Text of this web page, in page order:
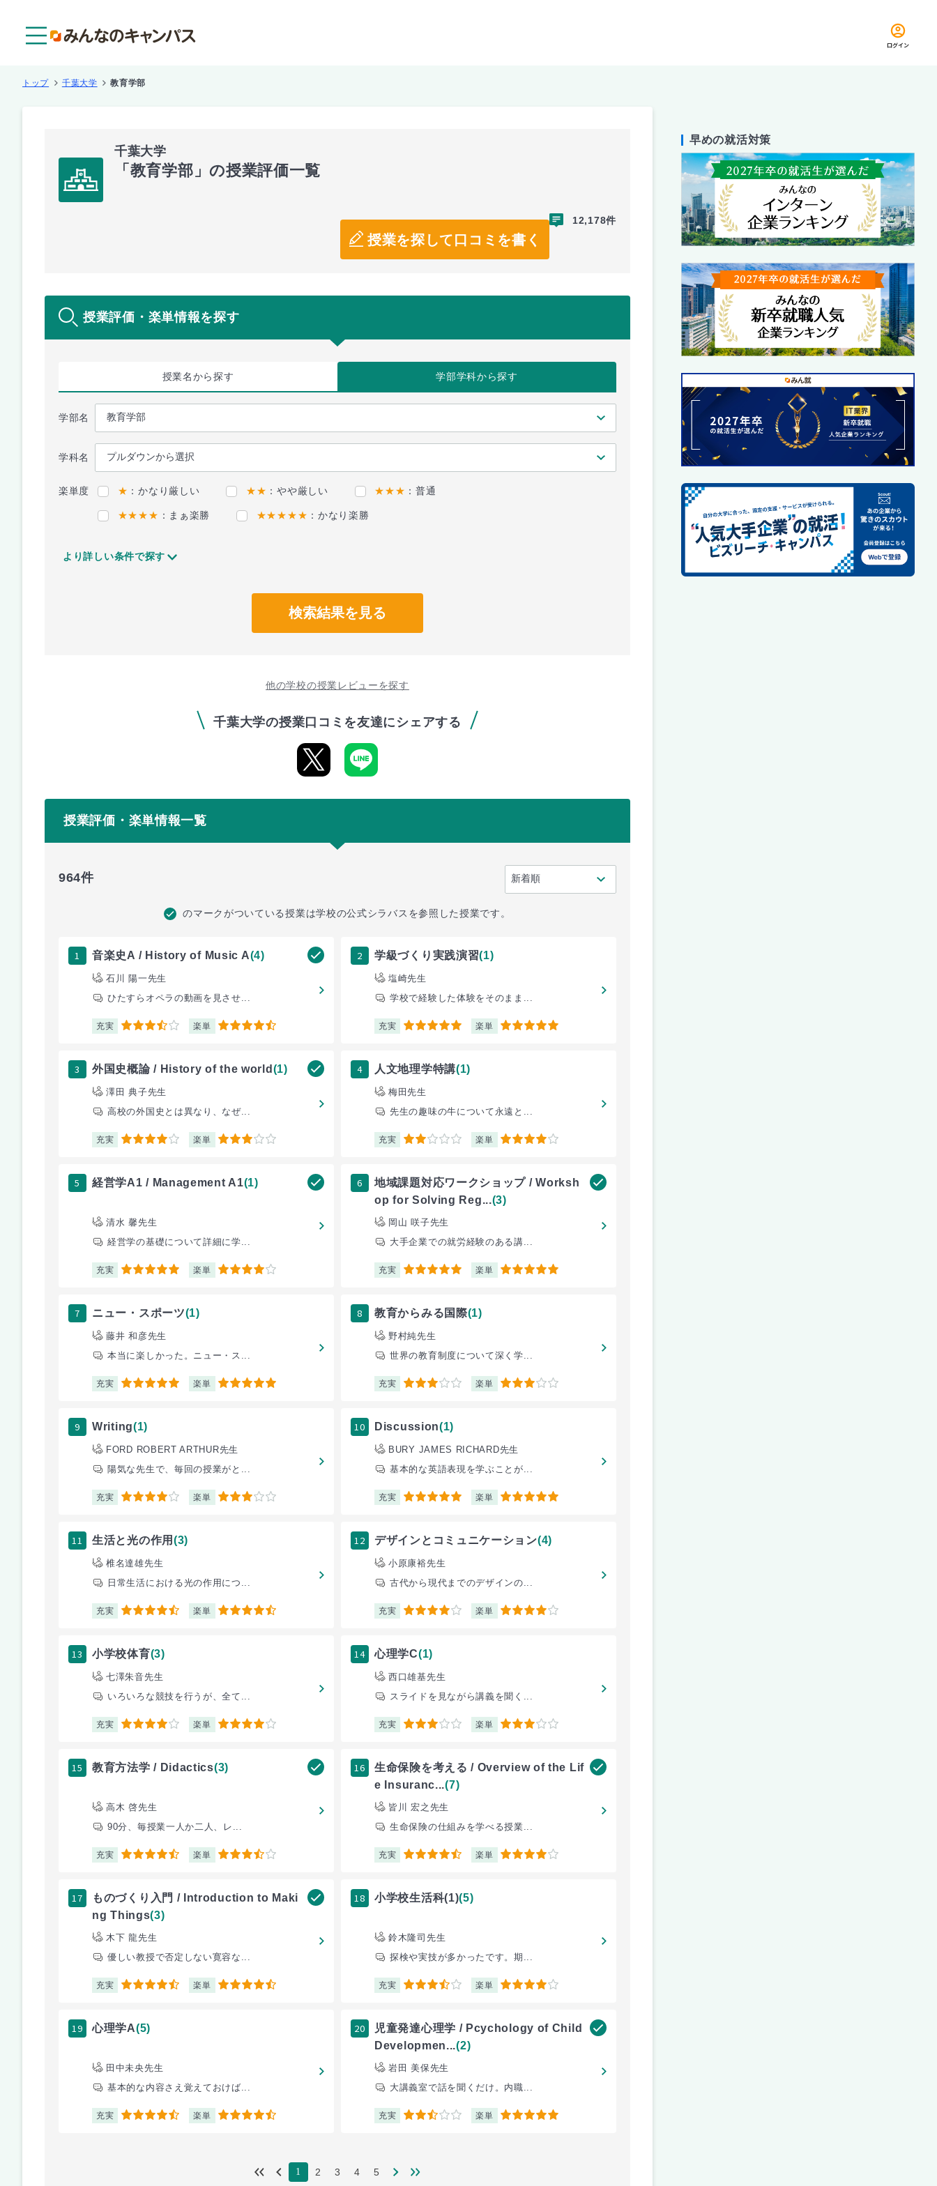
ログイン
トップ 千葉大学 教育学部
千葉大学
「教育学部」の授業評価一覧
授業を探して口コミを書く
12,178件
授業評価・楽単情報を探す
授業名から探す 学部学科から探す
学部名
学科名
楽単度 ★ ：かなり厳しい ★★ ：やや厳しい ★★★ ：普通
★★★★ ：まぁ楽勝 ★★★★★ ：かなり楽勝
より詳しい条件で探す
検索結果を見る
他の学校の授業レビューを探す
千葉大学の授業口コミを友達にシェアする
授業評価・楽単情報一覧
964件
のマークがついている授業は学校の公式シラバスを参照した授業です。
1 音楽史A / History of Music A(4)
石川 陽一先生
ひたすらオペラの動画を見させ...
充実 3.5 楽単 4.5
2 学級づくり実践演習(1)
塩崎先生
学校で経験した体験をそのまま...
充実 5 楽単 5
3 外国史概論 / History of the world (1)
澤田 典子先生
高校の外国史とは異なり、なぜ...
充実 4 楽単 3
4 人文地理学特講(1)
梅田先生
先生の趣味の牛について永遠と...
充実 2 楽単 4
5 経営学A1 / Management A1(1)
清水 馨先生
経営学の基礎について詳細に学...
充実 5 楽単 4
6
地域課題対応ワークショップ / Worksh
op for Solving Reg...(3)
岡山 咲子先生
大手企業での就労経験のある講...
充実 5 楽単 5
7 ニュー・スポーツ(1)
藤井 和彦先生
本当に楽しかった。ニュー・ス...
充実 5 楽単 5
8 教育からみる国際(1)
野村純先生
世界の教育制度について深く学...
充実 3 楽単 3
9 Writing(1)
FORD ROBERT ARTHUR先生
陽気な先生で、毎回の授業がと...
充実 4 楽単 3
10 Discussion(1)
BURY JAMES RICHARD先生
基本的な英語表現を学ぶことが...
充実 5 楽単 5
11 生活と光の作用 (3)
椎名達雄先生
日常生活における光の作用につ...
充実 4.5 楽単 4.5
12 デザインとコミュニケーション(4)
小原康裕先生
古代から現代までのデザインの...
充実 4 楽単 4
13 小学校体育(3)
七澤朱音先生
いろいろな競技を行うが、全て...
充実 4 楽単 4
14 心理学C(1)
西口雄基先生
スライドを見ながら講義を聞く...
充実 3 楽単 3
15 教育方法学 / Didactics(3)
高木 啓先生
90分、毎授業一人か二人、レ...
充実 4.5 楽単 3.5
16
生命保険を考える / Overview of the Lif
e Insuranc...(7)
皆川 宏之先生
生命保険の仕組みを学べる授業...
充実 4.5 楽単 4
17
ものづくり入門 / Introduction to Maki
ng Things(3)
木下 龍先生
優しい教授で否定しない寛容な...
充実 4.5 楽単 4.5
18 小学校生活科(1)(5)
鈴木隆司先生
探検や実技が多かったです。期...
充実 3.5 楽単 4
19 心理学A(5)
田中未央先生
基本的な内容さえ覚えておけば...
充実 4.5 楽単 4.5
20
児童発達心理学 / Pcychology of Child
Developmen...(2)
岩田 美保先生
大講義室で話を聞くだけ。内職...
充実 2.5 楽単 5
1 2 3 4 5
早めの就活対策